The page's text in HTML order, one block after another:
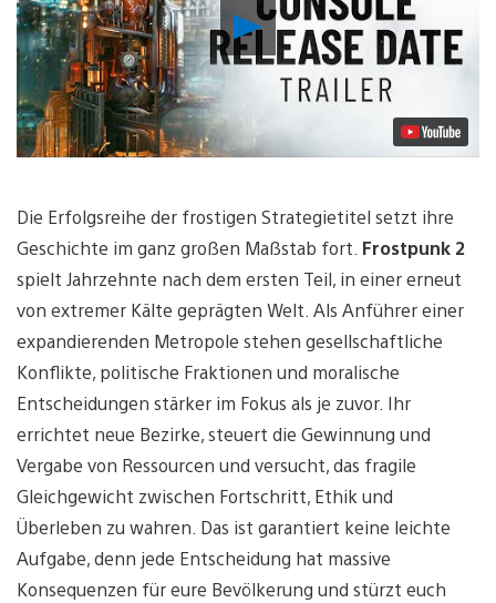
Video
abspielen
Die Erfolgsreihe der frostigen Strategietitel setzt ihre
Geschichte im ganz großen Maßstab fort. Frostpunk 2
spielt Jahrzehnte nach dem ersten Teil, in einer erneut
von extremer Kälte geprägten Welt. Als Anführer einer
expandierenden Metropole stehen gesellschaftliche
Konflikte, politische Fraktionen und moralische
Entscheidungen stärker im Fokus als je zuvor. Ihr
errichtet neue Bezirke, steuert die Gewinnung und
Vergabe von Ressourcen und versucht, das fragile
Gleichgewicht zwischen Fortschritt, Ethik und
Überleben zu wahren. Das ist garantiert keine leichte
Aufgabe, denn jede Entscheidung hat massive
Konsequenzen für eure Bevölkerung und stürzt euch